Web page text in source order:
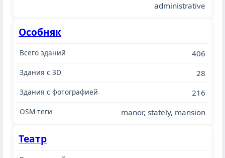
administrative
Особняк
406
28
216
manor, stately, mansion
Театр